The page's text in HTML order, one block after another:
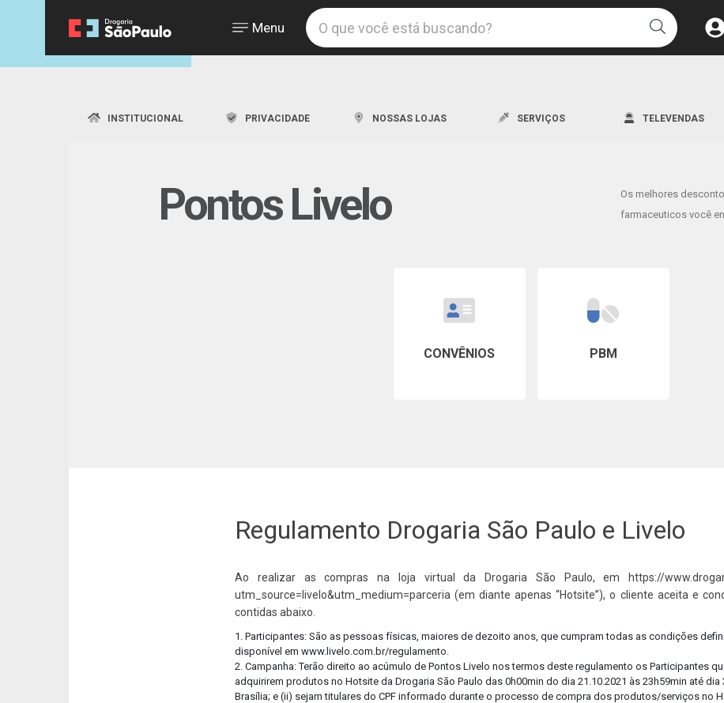
Menu
Os
INSTITUCIONAL PRIVACIDADE NOSSAS LOJAS SERVIÇOS TELEVENDAS
Pontos Livelo
Os melhores
farmaceuticos você
CONVÊNIOS PBM
Regulamento Drogaria São Paulo e Livelo
Ao realizar as compras na loja virtual da Drogaria São Paulo, em https://
utm_source=livelo&utm_medium=parceria (em diante apenas “Hotsite”), o cliente aceita e
contidas abaixo.
1. Participantes: São as pessoas físicas, maiores de dezoito anos, que cumpram todas as condições
disponível em www.livelo.com.br/regulamento.
2. Campanha: Terão direito ao acúmulo de Pontos Livelo nos termos deste regulamento os Participantes
adquirirem produtos no Hotsite da Drogaria São Paulo das 0h00min do dia 21.10.2021 às 23h59min até dia
Brasília; e (ii) sejam titulares do CPF informado durante o processo de compra dos produtos/serviços no